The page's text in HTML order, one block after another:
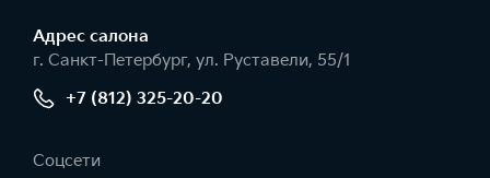
Адрес салонa
г. Санкт-Петербург, ул. Руставели, 55/1
+7 (812) 325-20-20
Соцсети